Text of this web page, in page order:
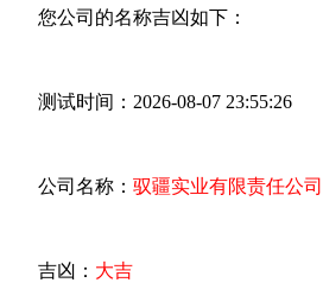
您公司的名称吉凶如下：
测试时间：2026-08-07 23:55:26
公司名称： 驭疆实业有限责任公司
吉凶： 大吉